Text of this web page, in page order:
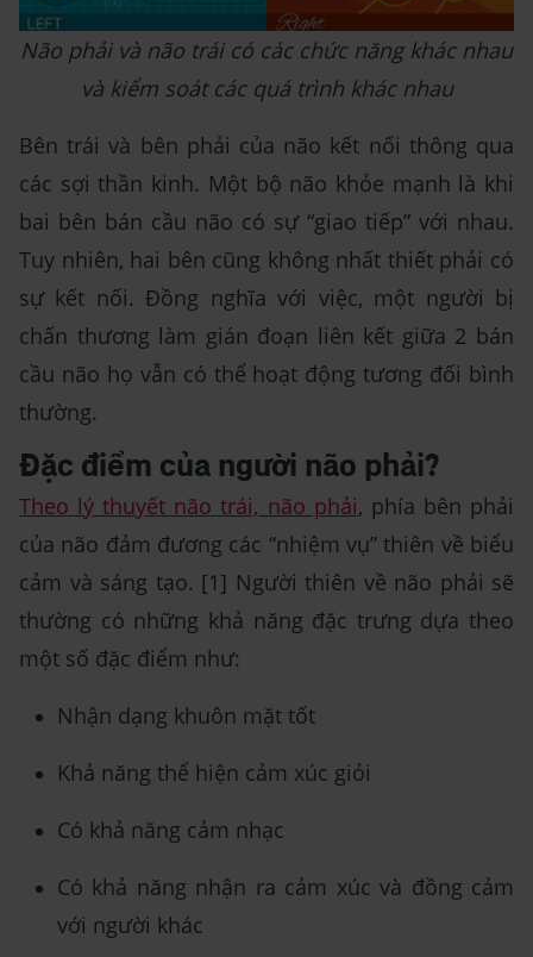
Não phải và não trái có các chức năng khác nhau
và kiểm soát các quá trình khác nhau
Bên trái và bên phải của não kết nối thông qua
các sợi thần kinh. Một bộ não khỏe mạnh là khi
bai bên bán cầu não có sự “giao tiếp” với nhau.
Tuy nhiên, hai bên cũng không nhất thiết phải có
sự kết nối. Đồng nghĩa với việc, một người bị
chấn thương làm gián đoạn liên kết giữa 2 bán
cầu não họ vẫn có thể hoạt động tương đối bình
thường.
Đặc điểm của người não phải?
Theo lý thuyết não trái, não phải, phía bên phải
của não đảm đương các “nhiệm vụ” thiên về biểu
cảm và sáng tạo. [1] Người thiên về não phải sẽ
thường có những khả năng đặc trưng dựa theo
một số đặc điểm như:
Nhận dạng khuôn mặt tốt
Khả năng thể hiện cảm xúc giỏi
Có khả năng cảm nhạc
Có khả năng nhận ra cảm xúc và đồng cảm
với người khác